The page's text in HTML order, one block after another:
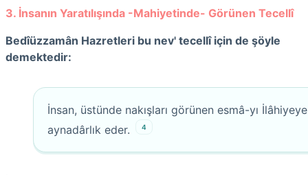
3. İnsanın Yaratılışında -Mahiyetinde- Görünen Tecellî
Bedîüzzamân Hazretleri bu nev' tecellî için de şöyle
demektedir:
İnsan, üstünde nakışları görünen esmâ-yı İlâhiyeye
aynadârlık eder.
4